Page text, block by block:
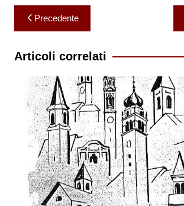
Navigazione
articoli
Precedente
Articoli correlati